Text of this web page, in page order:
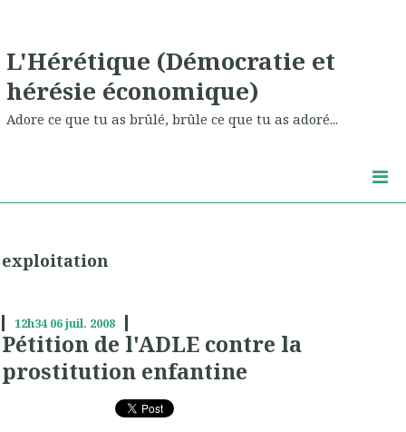
L'Hérétique (Démocratie et
hérésie économique)
Adore ce que tu as brûlé, brûle ce que tu as adoré...
exploitation
12h34 06juil. 2008
Pétition de l'ADLE contre la
prostitution enfantine